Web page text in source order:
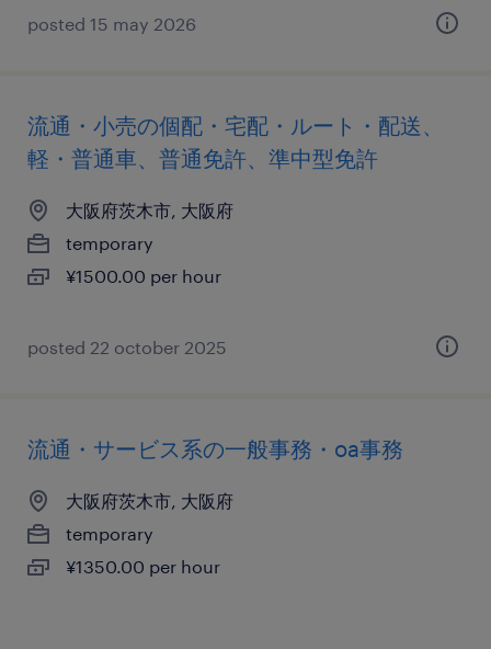
posted 15 may 2026
流通・小売の個配・宅配・ルート・配送、
軽・普通車、普通免許、準中型免許
大阪府茨木市, 大阪府
temporary
¥1500.00 per hour
posted 22 october 2025
流通・サービス系の一般事務・oa事務
大阪府茨木市, 大阪府
temporary
¥1350.00 per hour